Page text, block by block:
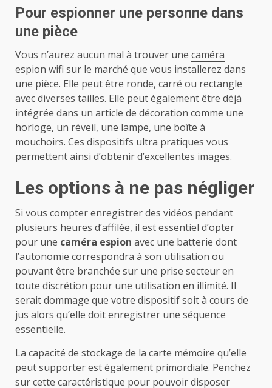
Pour espionner une personne dans
une pièce
Vous n’aurez aucun mal à trouver une caméra
espion wifi sur le marché que vous installerez dans
une pièce. Elle peut être ronde, carré ou rectangle
avec diverses tailles. Elle peut également être déjà
intégrée dans un article de décoration comme une
horloge, un réveil, une lampe, une boîte à
mouchoirs. Ces dispositifs ultra pratiques vous
permettent ainsi d’obtenir d’excellentes images.
Les options à ne pas négliger
Si vous compter enregistrer des vidéos pendant
plusieurs heures d’affilée, il est essentiel d’opter
pour une caméra espion avec une batterie dont
l’autonomie correspondra à son utilisation ou
pouvant être branchée sur une prise secteur en
toute discrétion pour une utilisation en illimité. Il
serait dommage que votre dispositif soit à cours de
jus alors qu’elle doit enregistrer une séquence
essentielle.
La capacité de stockage de la carte mémoire qu’elle
peut supporter est également primordiale. Penchez
sur cette caractéristique pour pouvoir disposer